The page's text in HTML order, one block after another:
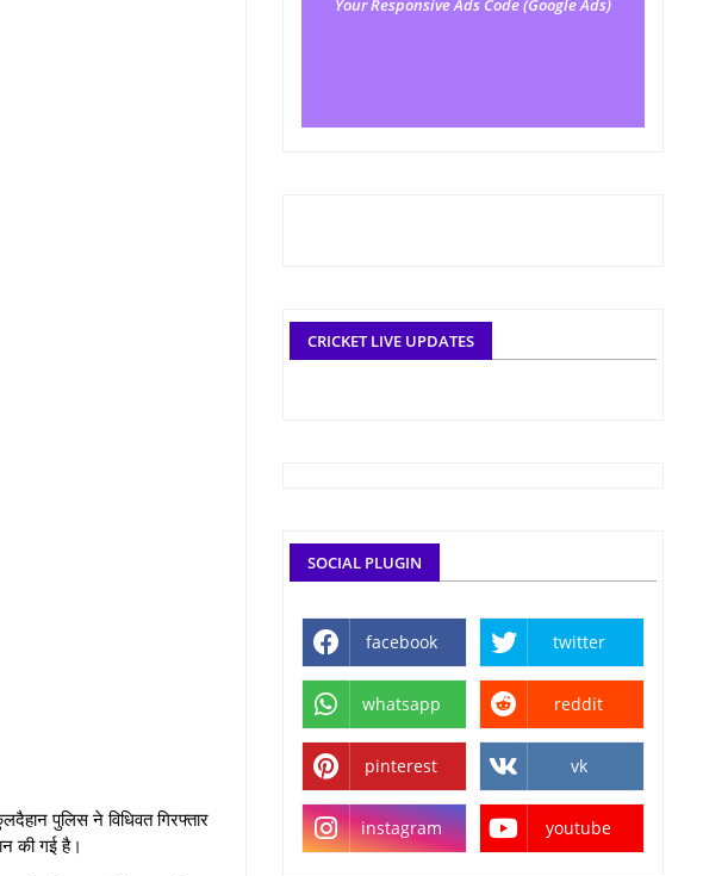
पुलिस ने विधिवत गिरफ्तार
की गई है।
Your Responsive Ads Code (Google Ads)
CRICKET LIVE UPDATES
SOCIAL PLUGIN
facebook twitter
whatsapp reddit
pinterest vk
instagram youtube